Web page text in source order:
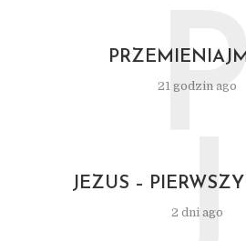
21 godzin ago
JEZUS –
2 dni ago